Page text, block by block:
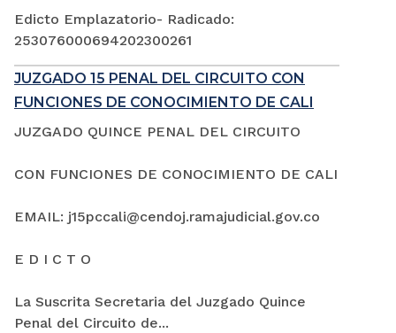
Edicto Emplazatorio- Radicado:
253076000694202300261
JUZGADO 15 PENAL DEL CIRCUITO CON
FUNCIONES DE CONOCIMIENTO DE CALI
JUZGADO QUINCE PENAL DEL CIRCUITO
CON FUNCIONES DE CONOCIMIENTO DE CALI
EMAIL: j15pccali@cendoj.ramajudicial.gov.co
E D I C T O
La Suscrita Secretaria del Juzgado Quince
Penal del Circuito de...